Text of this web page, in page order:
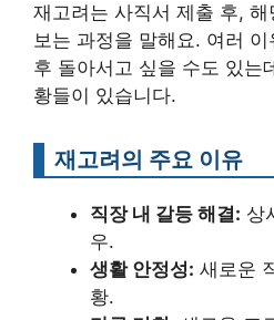
재고려는 사직서 제출 후,
보는 과정을 말해요. 여러
후 돌아서고 싶을 수도 있는
황들이 있습니다.
재고려의 주요 이유
직장 내 갈등 해결: 상
우.
생활 안정성: 새로운
황.